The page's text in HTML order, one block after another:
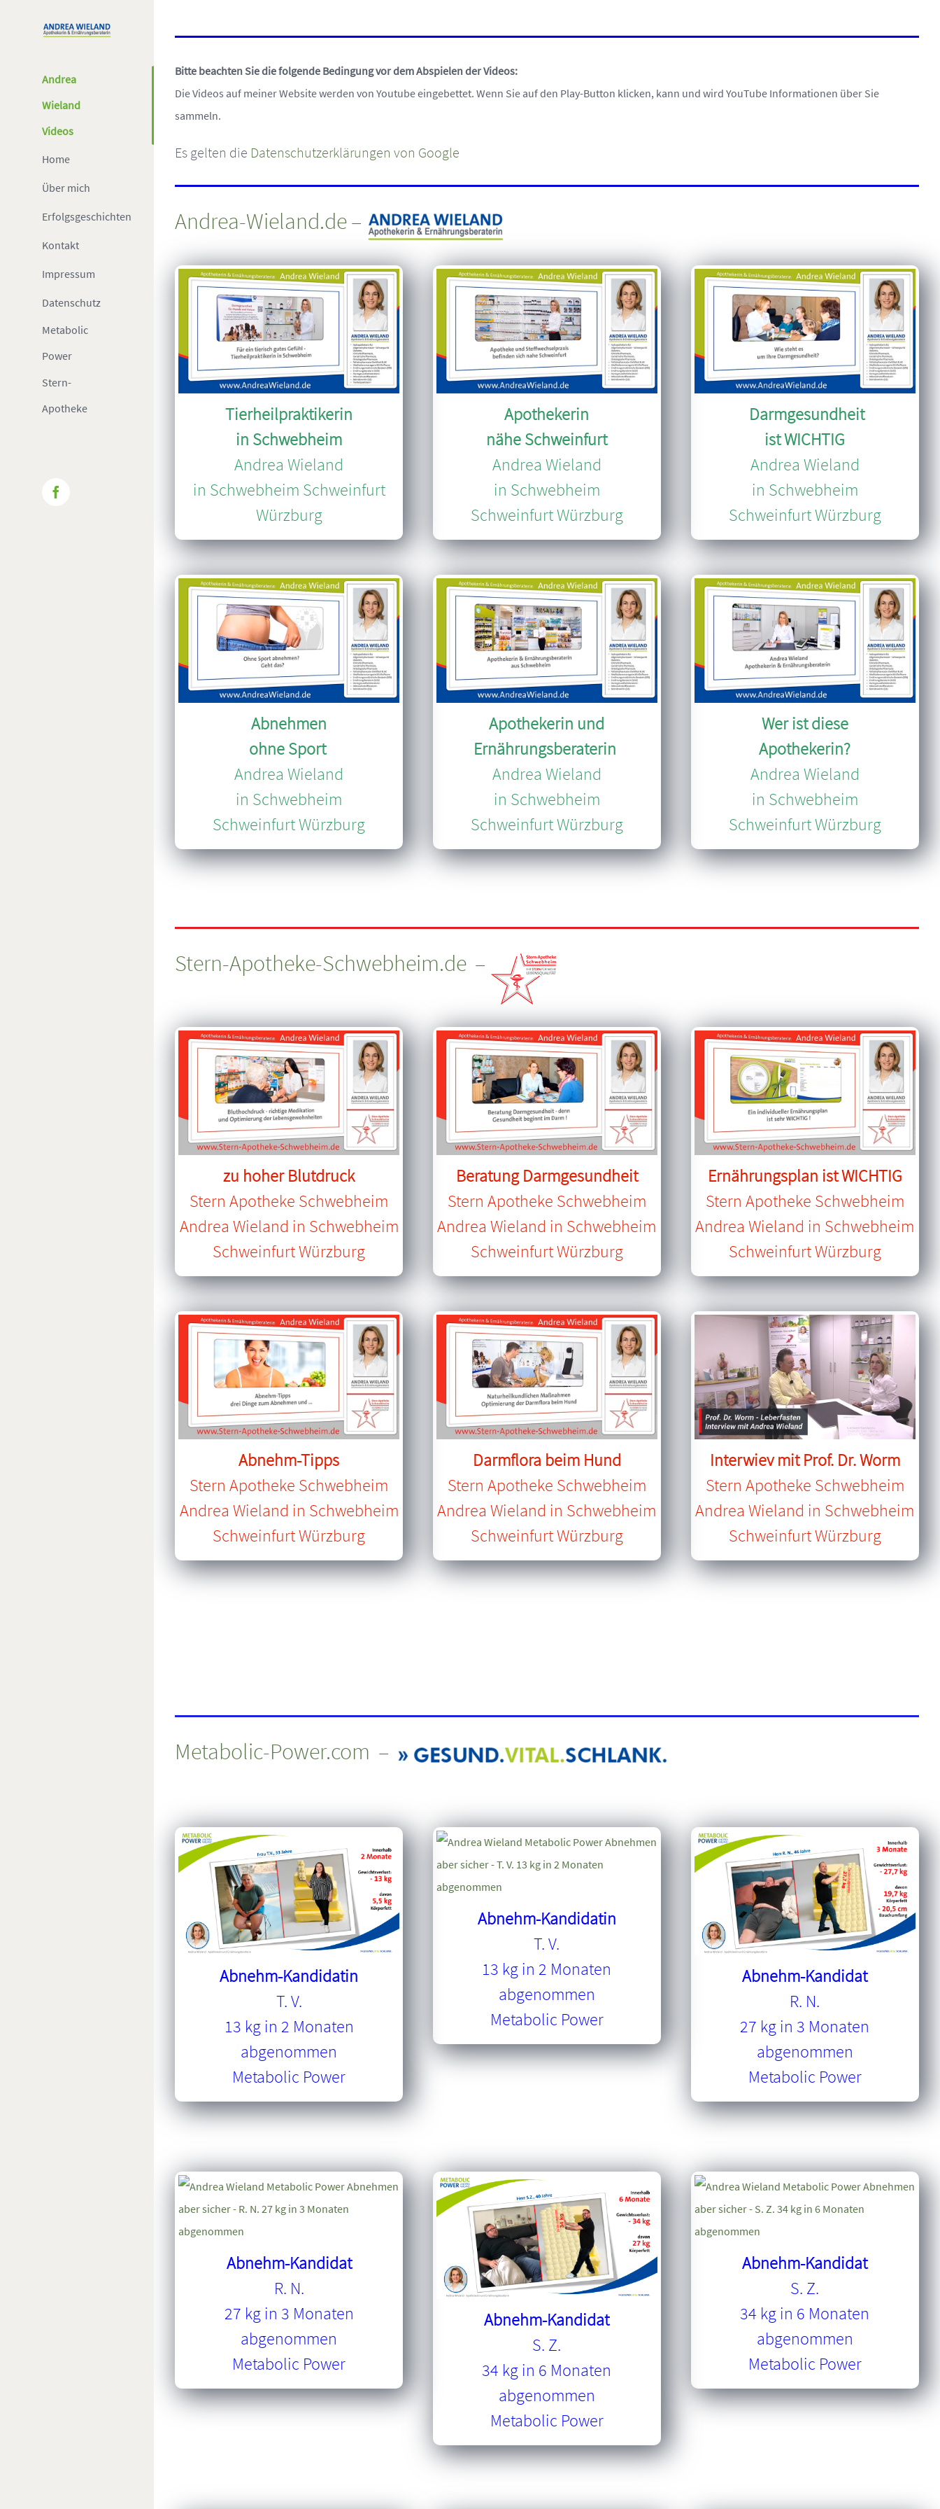
Andrea
Wieland
Videos
Home
Über mich
Erfolgsgeschichten
Kontakt
Impressum
Datenschutz
Metabolic
Power
Stern-
Apotheke
Facebook
Bitte beachten Sie die folgende Bedingung vor dem Abspielen der Videos:
Die Videos auf meiner Website werden von Youtube eingebettet. Wenn Sie auf den Play-Button klicken, kann und wird YouTube Informationen über Sie
sammeln.
Es gelten die Datenschutzerklärungen von Google
Andrea-Wieland.de–
Tierheilpraktikerin
in Schwebheim
Andrea Wieland
in Schwebheim Schweinfurt
Würzburg
Apothekerin
nähe Schweinfurt
Andrea Wieland
in Schwebheim
Schweinfurt Würzburg
Darmgesundheit
ist WICHTIG
Andrea Wieland
in Schwebheim
Schweinfurt Würzburg
Abnehmen
ohne Sport
Andrea Wieland
in Schwebheim
Schweinfurt Würzburg
Apothekerin und
Ernährungsberaterin
Andrea Wieland
in Schwebheim
Schweinfurt Würzburg
Wer ist diese
Apothekerin?
Andrea Wieland
in Schwebheim
Schweinfurt Würzburg
Stern-Apotheke-Schwebheim.de –
zu hoher Blutdruck
Stern Apotheke Schwebheim
Andrea Wieland in Schwebheim
Schweinfurt Würzburg
Beratung Darmgesundheit
Stern Apotheke Schwebheim
Andrea Wieland in Schwebheim
Schweinfurt Würzburg
Ernährungsplan ist WICHTIG
Stern Apotheke Schwebheim
Andrea Wieland in Schwebheim
Schweinfurt Würzburg
Abnehm-Tipps
Stern Apotheke Schwebheim
Andrea Wieland in Schwebheim
Schweinfurt Würzburg
Darmflora beim Hund
Stern Apotheke Schwebheim
Andrea Wieland in Schwebheim
Schweinfurt Würzburg
Interwiev mit Prof. Dr. Worm
Stern Apotheke Schwebheim
Andrea Wieland in Schwebheim
Schweinfurt Würzburg
Metabolic-Power.com –
Abnehm-Kandidatin
T. V.
13 kg in 2 Monaten
abgenommen
Metabolic Power
Abnehm-Kandidatin
T. V.
13 kg in 2 Monaten
abgenommen
Metabolic Power
Abnehm-Kandidat
R. N.
27 kg in 3 Monaten
abgenommen
Metabolic Power
Abnehm-Kandidat
R. N.
27 kg in 3 Monaten
abgenommen
Metabolic Power
Abnehm-Kandidat
S. Z.
34 kg in 6 Monaten
abgenommen
Metabolic Power
Abnehm-Kandidat
S. Z.
34 kg in 6 Monaten
abgenommen
Metabolic Power